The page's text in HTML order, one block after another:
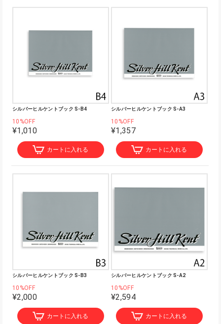
シルバーヒルケントブック S-B4
10%OFF
¥1,010
カートに入れる
シルバーヒルケントブック S-A3
10%OFF
¥1,357
カートに入れる
シルバーヒルケントブック S-B3
10%OFF
¥2,000
カートに入れる
シルバーヒルケントブック S-A2
10%OFF
¥2,594
カートに入れる